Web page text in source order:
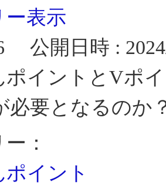
ー表示
公開日時 :
ポイントとVポ
必要となるのか
：
イント